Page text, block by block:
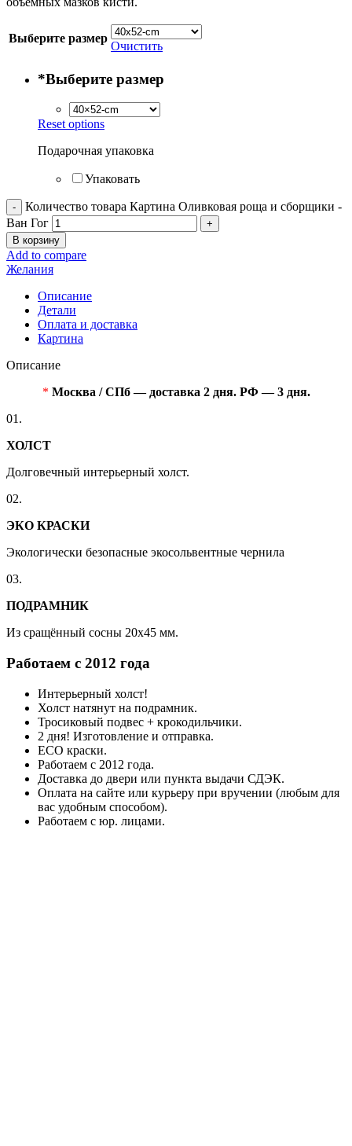
Выберите размер
Очистить
*Выберите размер
Reset options
Подарочная упаковка
Упаковать
Количество товара Картина Оливковая роща и сборщики -
Ван Гог
В корзину
Add to compare
Желания
Описание
Детали
Оплата и доставка
Картина
Описание
* Москва / СПб — доставка 2 дня. РФ — 3 дня.
01.
ХОЛСТ
Долговечный интерьерный холст.
02.
ЭКО КРАСКИ
Экологически безопасные экосольвентные чернила
03.
ПОДРАМНИК
Из сращённый сосны 20x45 мм.
Работаем с 2012 года
Интерьерный холст!
Холст натянут на подрамник.
Тросиковый подвес + крокодильчики.
2 дня! Изготовление и отправка.
ECO краски.
Работаем с 2012 года.
Доставка до двери или пункта выдачи СДЭК.
Оплата на сайте или курьеру при вручении (любым для
вас удобным способом).
Работаем с юр. лицами.